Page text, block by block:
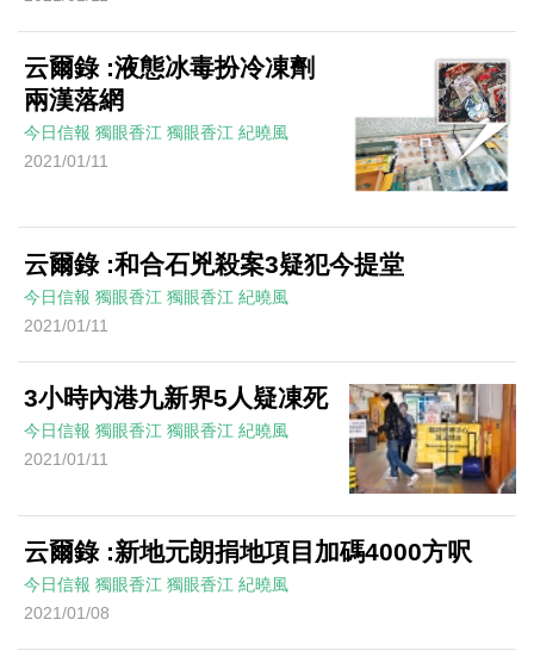
云爾錄 :液態冰毒扮冷凍劑
兩漢落網
今日信報 獨眼香江 獨眼香江 紀曉風
2021/01/11
云爾錄 :和合石兇殺案3疑犯今提堂
今日信報 獨眼香江 獨眼香江 紀曉風
2021/01/11
3小時內港九新界5人疑凍死
今日信報 獨眼香江 獨眼香江 紀曉風
2021/01/11
云爾錄 :新地元朗捐地項目加碼4000方呎
今日信報 獨眼香江 獨眼香江 紀曉風
2021/01/08